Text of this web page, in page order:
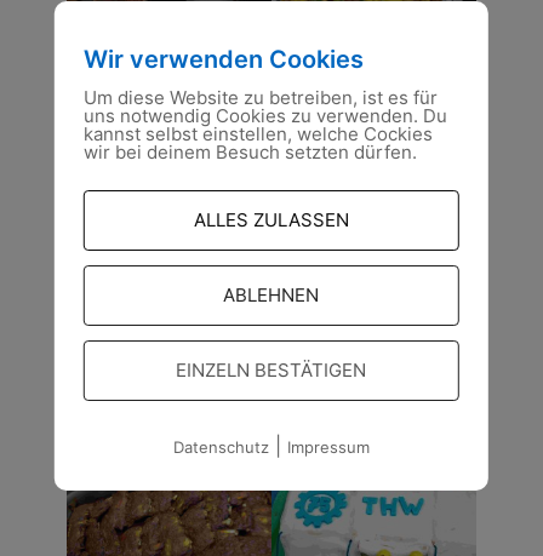
Wir verwenden Cookies
Um diese Website zu betreiben, ist es für
uns notwendig Cookies zu verwenden. Du
kannst selbst einstellen, welche Cockies
wir bei deinem Besuch setzten dürfen.
ALLES ZULASSEN
ABLEHNEN
EINZELN BESTÄTIGEN
Datenschutz| Impressum